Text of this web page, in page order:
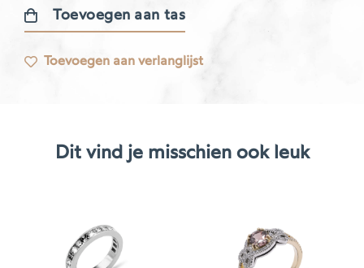
Coquette
Ring
Toevoegen aan tas
Toevoegen aan verlanglijst
Dit vind je misschien ook leuk